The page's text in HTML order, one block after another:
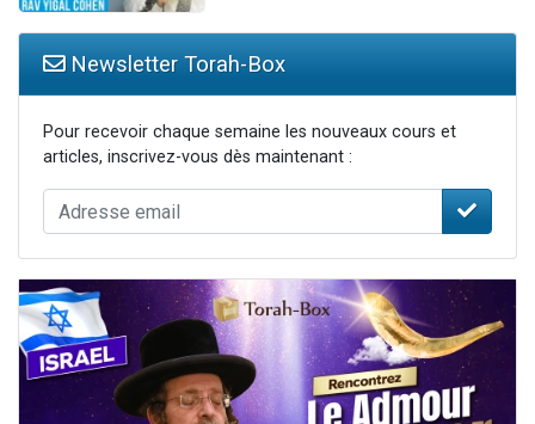
Newsletter Torah-Box
Pour recevoir chaque semaine les nouveaux cours et
articles, inscrivez-vous dès maintenant :